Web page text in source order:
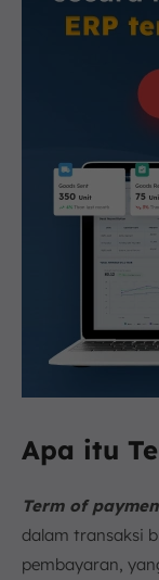
Apa itu
Term of
dalam transaksi
pembayaran,